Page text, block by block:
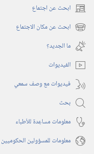
ابحث عن اجتماع (يفتح
نافذة ابحث عن مكان الاجتماع (يفتح
نافذة
جديدة)
ما الجديد؟‏
الفيديوات
فيديوات مع وصف سمعي
بحث
معلومات مساعِدة للأطباء
معلومات للمسؤولين